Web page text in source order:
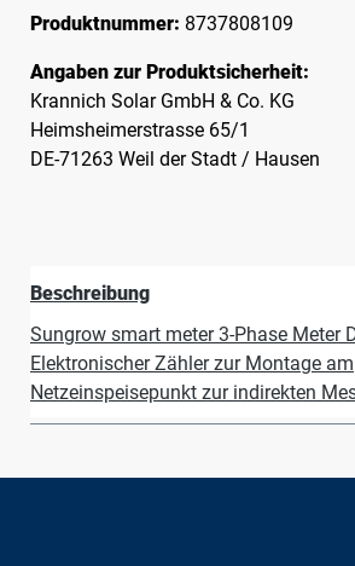
Produktnummer: 8737808109
Angaben zur Produktsicherheit:
Krannich Solar GmbH & Co. KG
Heimsheimerstrasse 65/1
DE-71263 Weil der Stadt / Hausen
Beschreibung
Sungrow smart meter 3-Phase Meter
Elektronischer Zähler zur Montage am
Netzeinspeisepunkt zur indirekten